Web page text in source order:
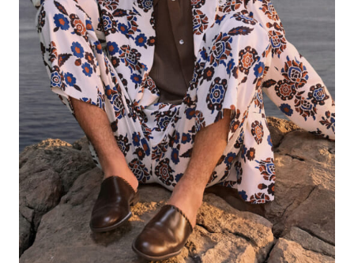
#SPORTS #HANDSOME HANDBOOK